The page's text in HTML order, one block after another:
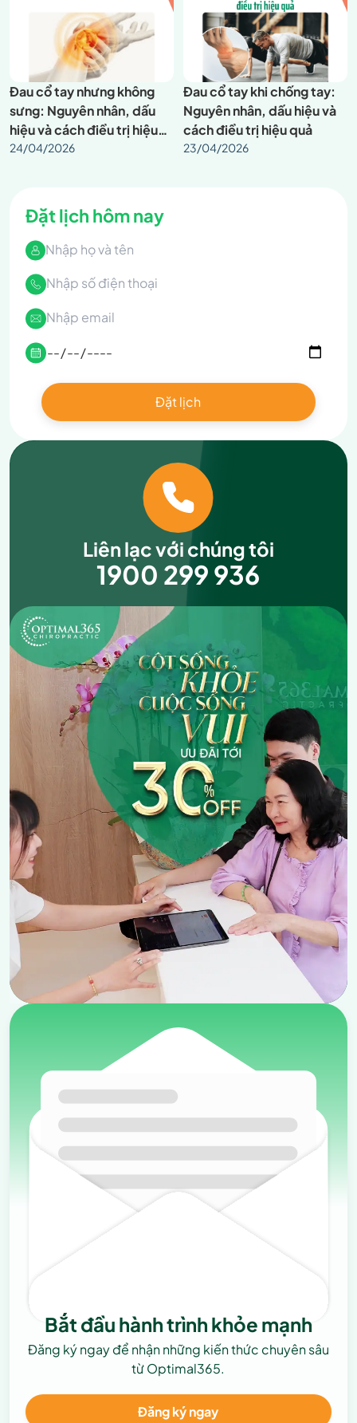
Đau cổ tay nhưng không
sưng: Nguyên nhân, dấu
hiệu và cách điều trị hiệu
quả
24/04/2026
Đau cổ tay khi chống tay:
Nguyên nhân, dấu hiệu và
cách điều trị hiệu quả
23/04/2026
Đặt lịch hôm nay
Liên lạc với chúng tôi
1900 299 936
Bắt đầu hành trình khỏe mạnh
Đăng ký ngay để nhận những kiến thức chuyên sâu
từ Optimal365.
Đăng ký ngay